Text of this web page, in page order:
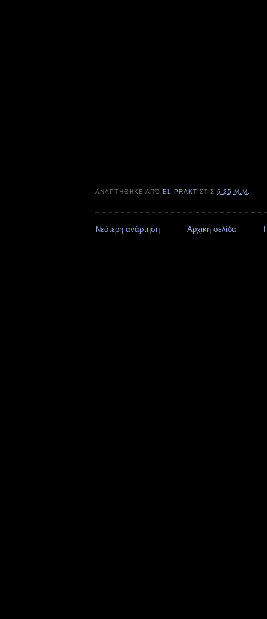
ΑΝΑΡΤΉΘΗΚΕ ΑΠΌEL PRAKT ΣΤΙΣ6:25 Μ.Μ.
Νεότερη ανάρτηση Αρχική σελίδα